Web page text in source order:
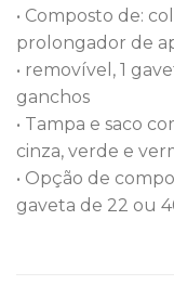
• Composto de:
prolongador de
• removível, 1
ganchos
• Tampa e saco
cinza, verde e
• Opção de
gaveta de 22 ou